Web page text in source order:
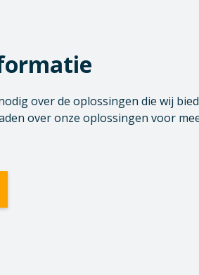
over de oplossingen die wij
over onze oplossingen voor